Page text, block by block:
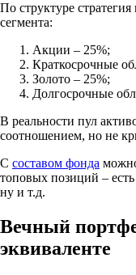
По структуре
сегмента:
Акции – 25%;
Краткосрочные
Золото – 25%;
Долгосрочные
В реальности пул
соотношением, но не
С составом фонда
топовых позиций –
ну и т.д.
Вечный
эквиваленте